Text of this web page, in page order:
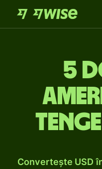
5
Convertește USD